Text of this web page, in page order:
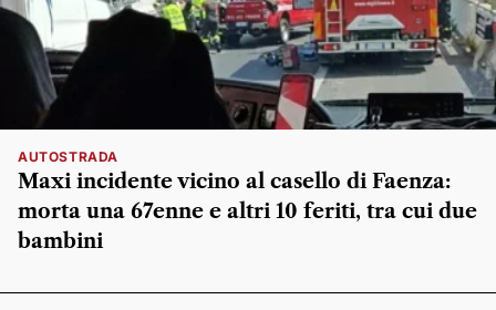
AUTOSTRADA
Maxi incidente vicino al casello di Faenza:
morta una 67enne e altri 10 feriti, tra cui due
bambini